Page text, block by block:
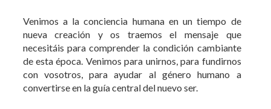
Venimos a la conciencia humana en un tiempo de
nueva creación y os traemos el mensaje que
necesitáis para comprender la condición cambiante
de esta época. Venimos para unirnos, para fundirnos
con vosotros, para ayudar al género humano a
convertirse en la guía central del nuevo ser.